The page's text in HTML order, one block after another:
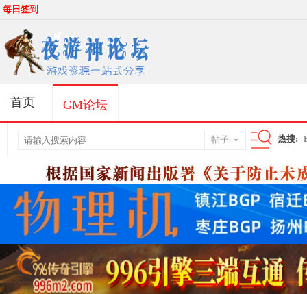
每日签到
首页 GM论坛
帖子
索
热搜: